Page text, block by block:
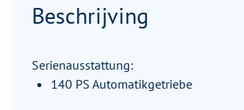
Beschrijving
Serienausstattung:
140 PS Automatikgetriebe